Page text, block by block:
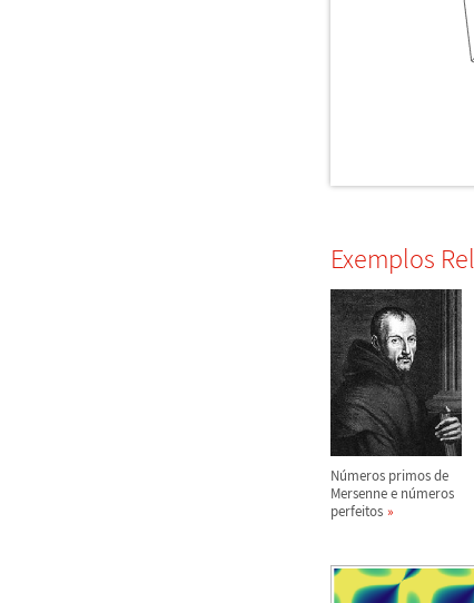
Exemplos
Números primos de
Mersenne e números
perfeitos